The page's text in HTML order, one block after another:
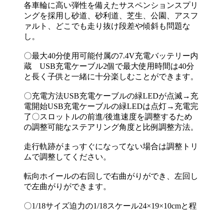
各車輪に高い弾性を備えたサスペンションスプリ
ングを採用し砂道、砂利道、芝生、公園、アスフ
ァルト、どこでも走り抜け段差や傾斜も問題な
し。
〇最大40分使用可能付属の7.4V充電バッテリー内
蔵 USB充電ケーブル2個で最大使用時間は40分
と長く子供と一緒に十分楽しむことができます。
〇充電方法USB充電ケーブルの緑LEDが点滅→充
電開始USB充電ケーブルの緑LEDは点灯→充電完
了〇スロットルの前進/後進速度を調整するため
の調整可能なステアリング角度と比例調整方法。
走行軌跡がまっすぐになってない場合は調整トリ
ムで調整してください。
転向ホイールの右回しで右曲がりができ、左回し
で左曲がりができます。
〇1/18サイズ迫力の1/18スケール24×19×10cmと程